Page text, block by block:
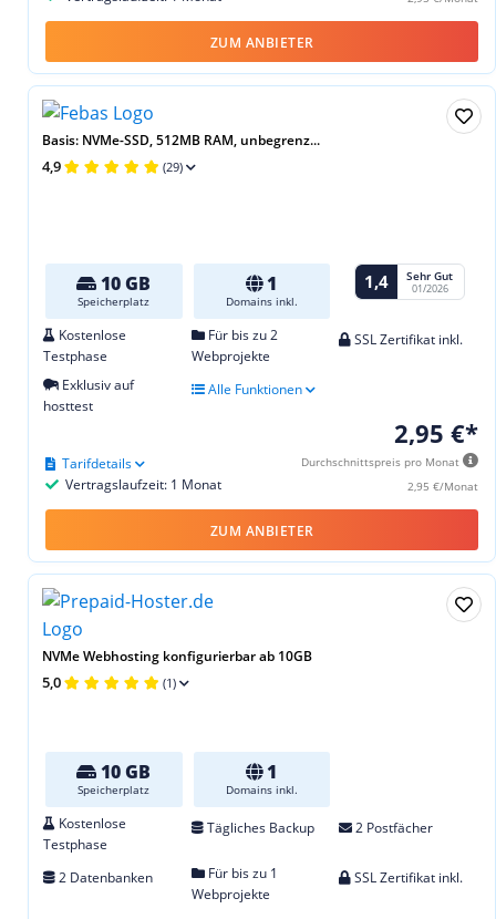
ZUM ANBIETER
Basis: NVMe-SSD, 512MB RAM, unbegrenz...
4,9 (29)
10 GB
Speicherplatz
1
Domains inkl.
1,4 Sehr Gut
01/2026
Kostenlose
Testphase
Für bis zu 2
Webprojekte
SSL Zertifikat inkl.
Exklusiv auf
hosttest
Alle Funktionen
2,95 €*
Durchschnittspreis pro Monat
2,95 €/Monat
Vertragslaufzeit: 1 Monat
Tarifdetails
ZUM ANBIETER
NVMe Webhosting konfigurierbar ab 10GB
5,0 (1)
10 GB
Speicherplatz
1
Domains inkl.
Kostenlose
Testphase
Tägliches Backup 2 Postfächer
2 Datenbanken
Für bis zu 1
Webprojekte
SSL Zertifikat inkl.